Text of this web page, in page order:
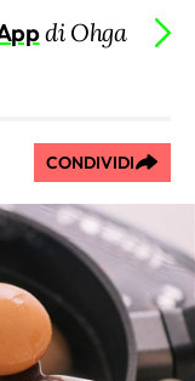
di Ohga
CONDIVIDI